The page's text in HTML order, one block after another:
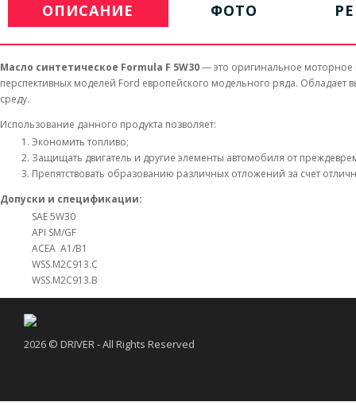
ОПИСАНИЕ ФОТО
Масло синтетическое Formula F 5W30— это оригинальное моторное
перспективных моделей Ford европейского модельного ряда.
среду.
Использование данного продукта позволяет:
Экономить топливо;
Защищать двигатель и другие элементы автомобиля от
Препятствовать образованию различных отложений за счет
Допуски и спецификации:
SAE 5W30
API SM/GF
ACEA A1/B1
WSS.M2C913.C
WSS.M2C913.B
2026 © DRIVER - All Rights Reserved